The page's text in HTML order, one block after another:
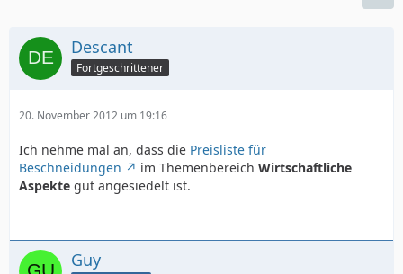
Descant
Fortgeschrittener
20. November 2012 um 19:16
Ich nehme mal an, dass die Preisliste für
Beschneidungen
im Themenbereich Wirtschaftliche
Aspekte gut angesiedelt ist.
Guy